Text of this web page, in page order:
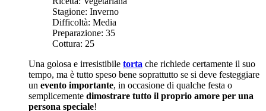
Stagione: Inverno
Difficoltà: Media
Preparazione: 35
Cottura: 25
Una golosa e irresistibile torta che richiede certamente il suo
tempo, ma è tutto speso bene soprattutto se si deve festeggiare
un evento importante, in occasione di qualche festa o
semplicemente dimostrare tutto il proprio amore per una
persona speciale!